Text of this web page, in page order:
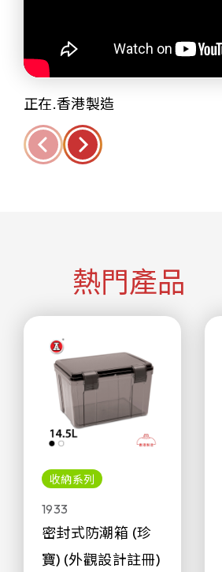
正在.香港製造
熱門產品
收納系列
1933
密封式防潮箱 (珍
寶) (外觀設計註冊)